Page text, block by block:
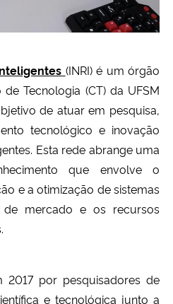
(INRI) é um órgão
Tecnologia (CT) da UFSM
de atuar em pesquisa,
tecnológico e inovação
Esta rede abrange uma
que envolve o
e a otimização de sistemas
mercado e os recursos
2017 por pesquisadores de
e tecnológica junto a